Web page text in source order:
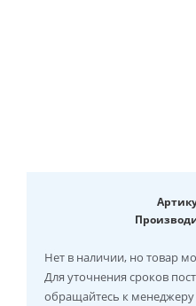
Нет в наличии, но товар
Для уточнения сроков
обращайтесь к